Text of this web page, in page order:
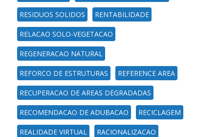
RESIDUOS SOLIDOS RENTABILIDADE
RELACAO SOLO-VEGETACAO
REGENERACAO NATURAL
REFORCO DE ESTRUTURAS REFERENCE AREA
RECUPERACAO DE AREAS DEGRADADAS
RECOMENDACAO DE ADUBACAO RECICLAGEM
REALIDADE VIRTUAL RACIONALIZACAO